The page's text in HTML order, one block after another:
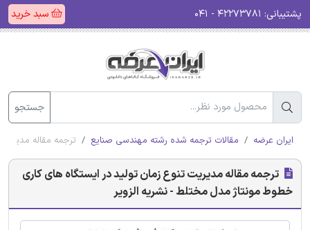
پشتیبانی: سبد خرید
جستجو
ایران عرضه مقالات ترجمه شده رشته مهندسی صنایع ترجمه مقاله
ترجمه مقاله مدیریت تنوع زمان تولید در ایستگاه های کاری
خطوط مونتاژ مدل مختلط - نشریه الزویر